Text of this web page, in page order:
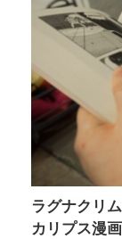
ラグナクリ
カリプス漫画